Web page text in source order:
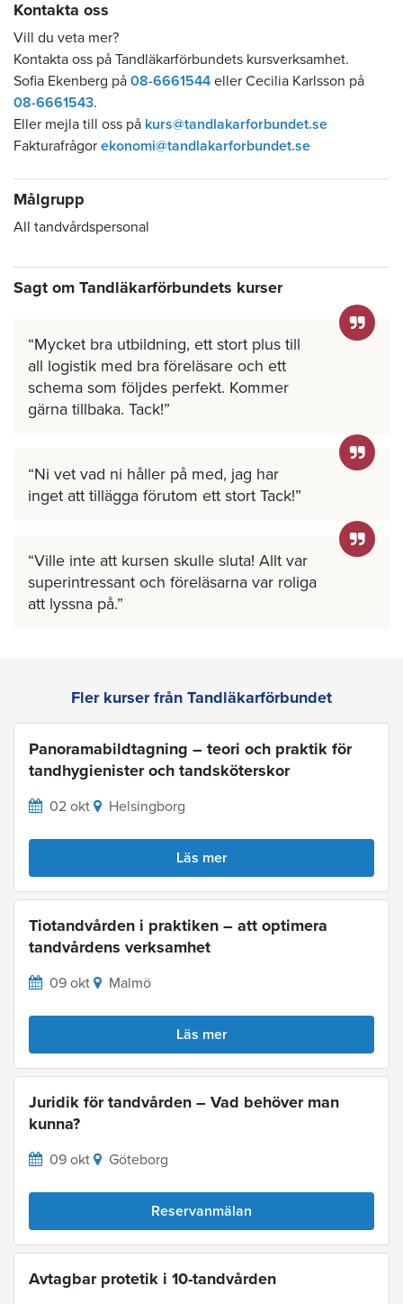
Kontakta oss
Vill du veta mer?
Kontakta oss på Tandläkarförbundets kursverksamhet.
Sofia Ekenberg på 08-6661544 eller Cecilia Karlsson på
08-6661543.
Eller mejla till oss på kurs@tandlakarforbundet.se
Fakturafrågor ekonomi@tandlakarforbundet.se
Målgrupp
All tandvårdspersonal
Sagt om Tandläkarförbundets kurser
Mycket bra utbildning, ett stort plus till
all logistik med bra föreläsare och ett
schema som följdes perfekt. Kommer
gärna tillbaka. Tack!
Ni vet vad ni håller på med, jag har
inget att tillägga förutom ett stort Tack!
Ville inte att kursen skulle sluta! Allt var
superintressant och föreläsarna var roliga
att lyssna på.
Fler kurser från Tandläkarförbundet
Panoramabildtagning – teori och praktik för
tandhygienister och tandsköterskor
02 okt Helsingborg
Läs mer
Tiotandvården i praktiken – att optimera
tandvårdens verksamhet
09 okt Malmö
Läs mer
Juridik för tandvården – Vad behöver man
kunna?
09 okt Göteborg
Reservanmälan
Avtagbar protetik i 10-tandvården